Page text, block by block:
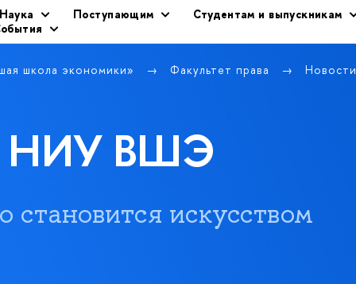
Наука Поступающим
Студентам и выпускникам
школа экономики» Факультет права Новости
НИУ ВШЭ
становится искусством